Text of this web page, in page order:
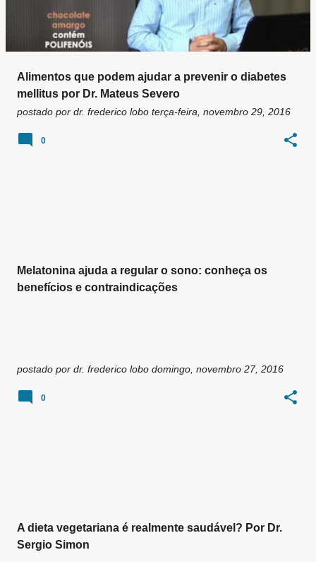
Alimentos que podem ajudar a prevenir o diabetes
mellitus por Dr. Mateus Severo
postado por dr. frederico lobo terça-feira, novembro 29, 2016
0
Melatonina ajuda a regular o sono: conheça os
benefícios e contraindicações
postado por dr. frederico lobo domingo, novembro 27, 2016
0
A dieta vegetariana é realmente saudável? Por Dr.
Sergio Simon